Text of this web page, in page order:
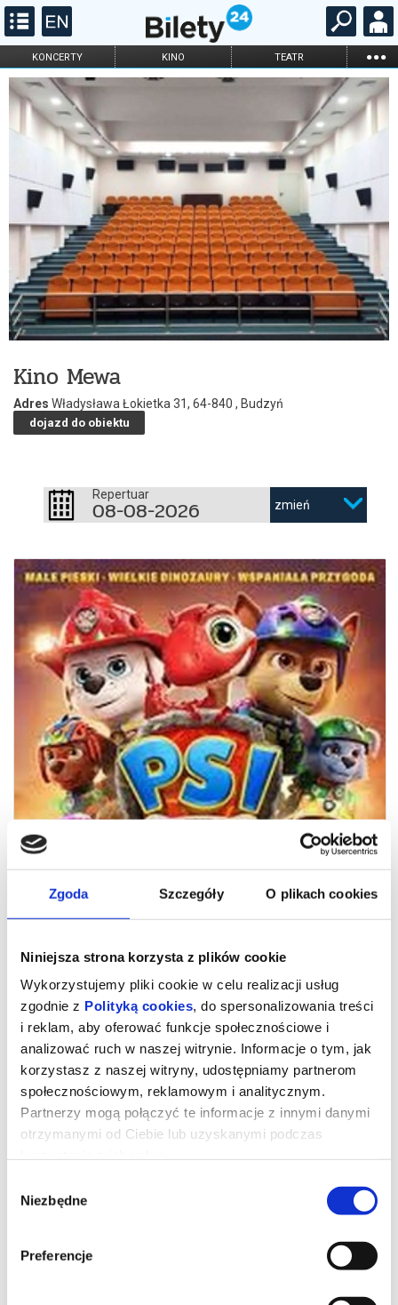
Zgoda Szczegóły O plikach cookies
Niniejsza strona korzysta z plików cookie
Wykorzystujemy pliki cookie w celu realizacji usług
zgodnie z Polityką cookies, do spersonalizowania treści
i reklam, aby oferować funkcje społecznościowe i
analizować ruch w naszej witrynie. Informacje o tym, jak
korzystasz z naszej witryny, udostępniamy partnerom
społecznościowym, reklamowym i analitycznym.
Partnerzy mogą połączyć te informacje z innymi danymi
otrzymanymi od Ciebie lub uzyskanymi podczas
zgody
Niezbędne
Preferencje
KONCERTY KINO TEATR ...
FILHARMONIA OPERA I BALET
KABARET I
STAND-UP
DLA DZIECI
Kino Mewa
Adres Władysława Łokietka 31, 64-840 , Budzyń
dojazd do obiektu
Repertuar
08-08-2026 zmień
PSI PATROL I DINOZAURY
PSI PATROL I DINOZAURY
08.08.2026
15:30 17:00